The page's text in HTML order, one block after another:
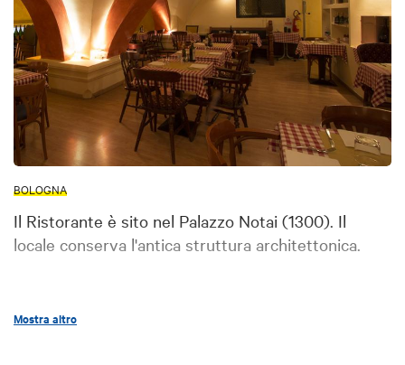
BOLOGNA
Il Ristorante è sito nel Palazzo Notai (1300). Il
locale conserva l'antica struttura architettonica.
Mostra altro